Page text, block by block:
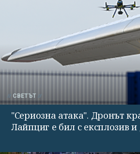
СВЕТЪТ
"Сериозна атака". Дронът
Лайпциг е бил с експлозив и